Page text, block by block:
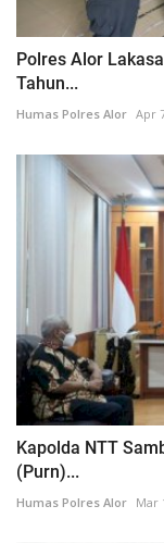
Polres Alor
Tahun...
Humas Polres Alor Apr
Kapolda NTT
(Purn)...
Humas Polres Alor Mar